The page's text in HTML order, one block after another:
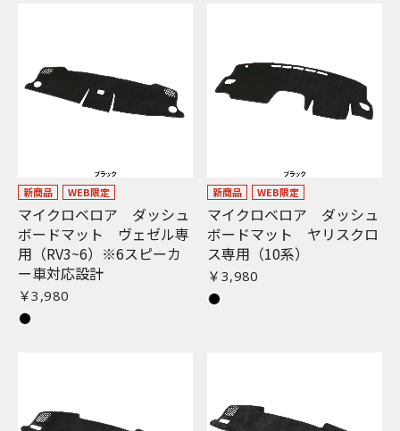
新商品 WEB限定
マイクロベロア ダッシュ
ボードマット ヴェゼル専
用（RV3~6）※6スピーカ
ー車対応設計
￥3,980
新商品 WEB限定
マイクロベロア ダッシュ
ボードマット ヤリスクロ
ス専用（10系）
￥3,980